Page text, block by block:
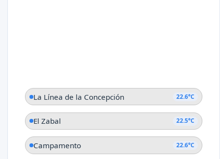
La Línea de la Concepción 22.6°C
El Zabal 22.5°C
Campamento 22.6°C